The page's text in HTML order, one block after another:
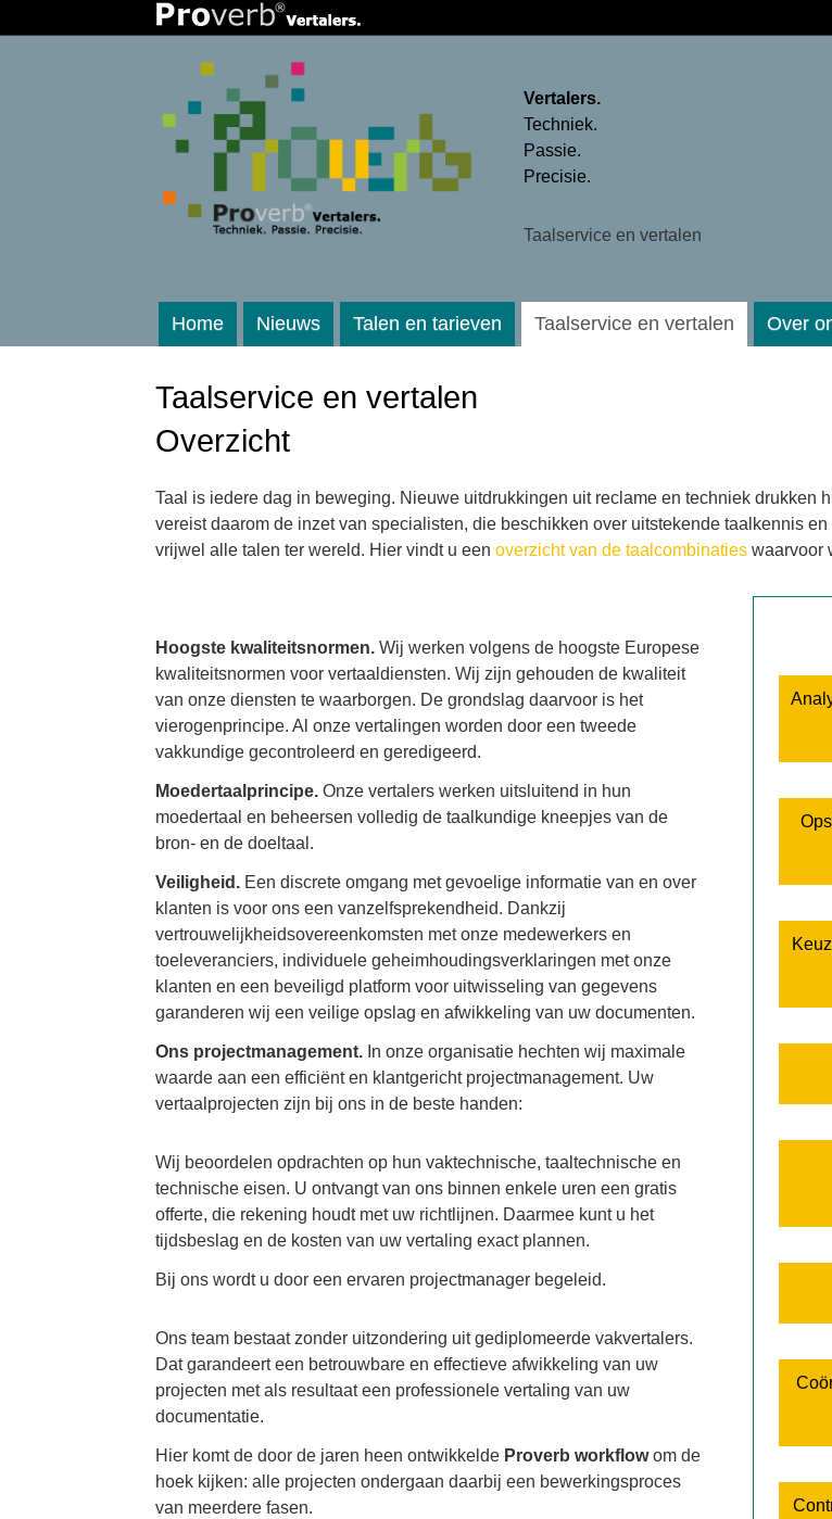
Vertalers.
Techniek.
Passie.
Precisie.
Taalservice en vertalen
Home Nieuws Talen en tarieven Taalservice en vertalen Over
Taalservice en vertalen
Overzicht
Taal is iedere dag in beweging. Nieuwe uitdrukkingen uit reclame en techniek drukken
vereist daarom de inzet van specialisten, die beschikken over uitstekende taalkennis
vrijwel alle talen ter wereld. Hier vindt u een overzicht van de taalcombinaties waarvoor
Hoogste kwaliteitsnormen. Wij werken volgens de hoogste Europese
kwaliteitsnormen voor vertaaldiensten. Wij zijn gehouden de kwaliteit
van onze diensten te waarborgen. De grondslag daarvoor is het
vierogenprincipe. Al onze vertalingen worden door een tweede
vakkundige gecontroleerd en geredigeerd.
Moedertaalprincipe. Onze vertalers werken uitsluitend in hun
moedertaal en beheersen volledig de taalkundige kneepjes van de
bron- en de doeltaal.
Veiligheid. Een discrete omgang met gevoelige informatie van en over
klanten is voor ons een vanzelfsprekendheid. Dankzij
vertrouwelijkheidsovereenkomsten met onze medewerkers en
toeleveranciers, individuele geheimhoudingsverklaringen met onze
klanten en een beveiligd platform voor uitwisseling van gegevens
garanderen wij een veilige opslag en afwikkeling van uw documenten.
Ons projectmanagement. In onze organisatie hechten wij maximale
waarde aan een efficiënt en klantgericht projectmanagement. Uw
vertaalprojecten zijn bij ons in de beste handen:
Wij beoordelen opdrachten op hun vaktechnische, taaltechnische en
technische eisen. U ontvangt van ons binnen enkele uren een gratis
offerte, die rekening houdt met uw richtlijnen. Daarmee kunt u het
tijdsbeslag en de kosten van uw vertaling exact plannen.
Bij ons wordt u door een ervaren projectmanager begeleid.
Ons team bestaat zonder uitzondering uit gediplomeerde vakvertalers.
Dat garandeert een betrouwbare en effectieve afwikkeling van uw
projecten met als resultaat een professionele vertaling van uw
documentatie.
Hier komt de door de jaren heen ontwikkelde Proverb workflowom de
hoek kijken: alle projecten ondergaan daarbij een bewerkingsproces
van meerdere fasen.